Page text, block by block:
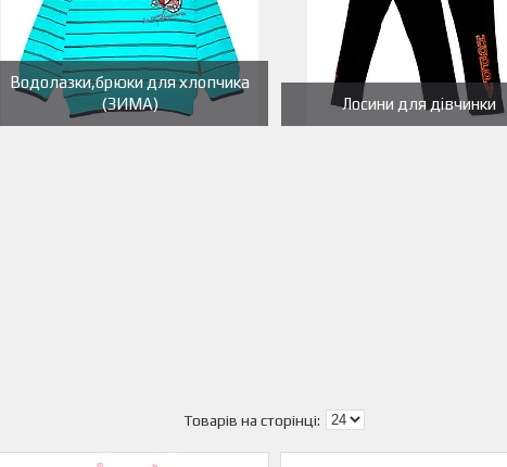
Водолазки,брюки для хлопчика
(ЗИМА)
Лосини для дівчинки